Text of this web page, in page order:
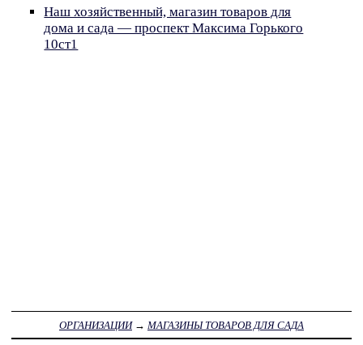
Наш хозяйственный, магазин товаров для
дома и сада — проспект Максима Горького
10ст1
ОРГАНИЗАЦИИ→ МАГАЗИНЫ ТОВАРОВ ДЛЯ САДА